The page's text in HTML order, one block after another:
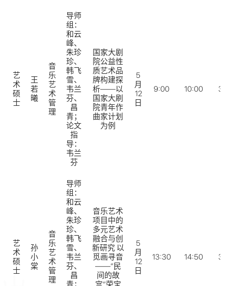
艺
术
硕
士
王
若
曦
音
乐
艺
术
管
理
导师
组：
和云
峰、
朱珍
珍、
韩飞
雪、
韦兰
芬、
昌
青；
论文
指
导：
韦兰
芬
国家大剧
院公益性
质艺术品
牌构建探
析——以
国家大刷
院⻘年作
曲家计划
为例
5
月
12
日
9:00 10:00
艺
术
硕
士
孙
小
棠
音
乐
艺
术
管
理
导师
组：
和云
峰、
朱珍
珍、
韩飞
雪、
韦兰
芬、
昌
音乐艺术
项目中的
多元艺术
融合与创
新研究 以
觅画寻音
——“民
间的故
5
月
12
日
13:30 14:50